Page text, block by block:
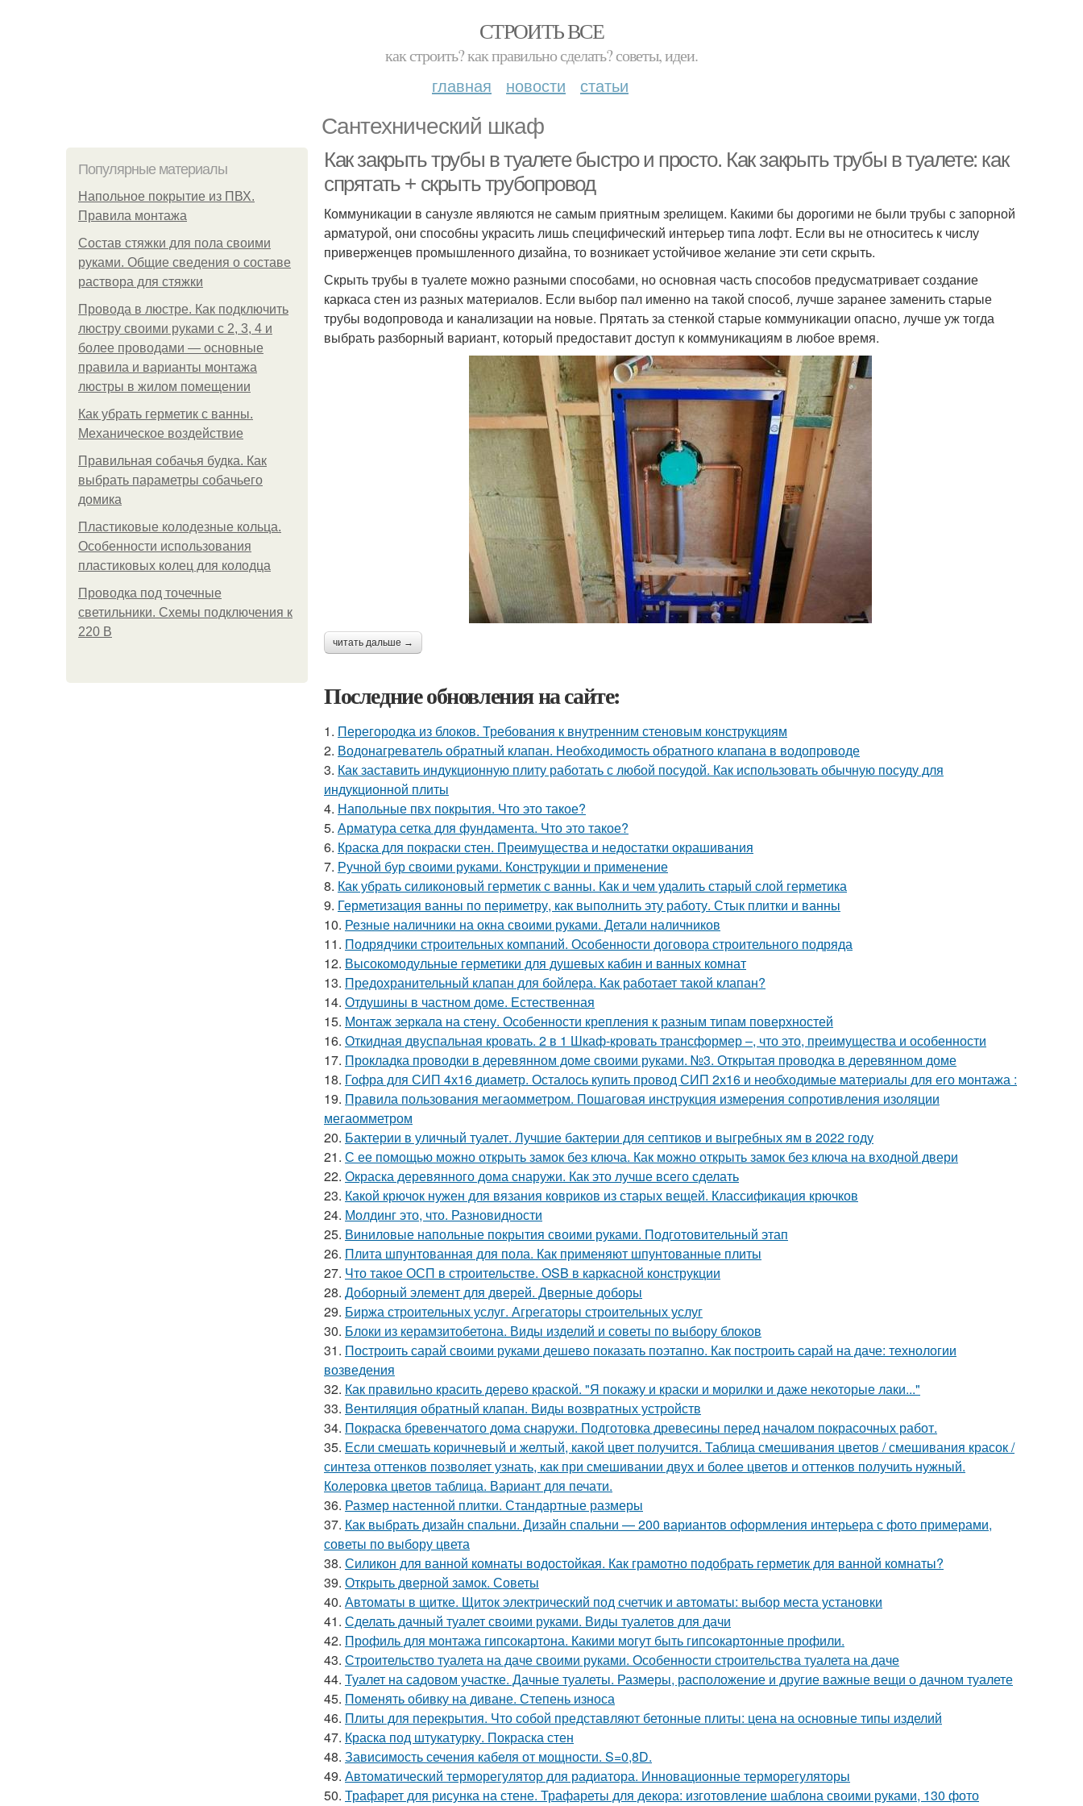
СТРОИТЬ ВСЕ
как строить? как правильно сделать? советы, идеи.
главная новости статьи
Сантехнический шкаф
Популярные материалы
Напольное покрытие из ПВХ.
Правила монтажа
Состав стяжки для пола своими
руками. Общие сведения о составе
раствора для стяжки
Провода в люстре. Как подключить
люстру своими руками с 2, 3, 4 и
более проводами — основные
правила и варианты монтажа
люстры в жилом помещении
Как убрать герметик с ванны.
Механическое воздействие
Правильная собачья будка. Как
выбрать параметры собачьего
домика
Пластиковые колодезные кольца.
Особенности использования
пластиковых колец для колодца
Проводка под точечные
светильники. Схемы подключения к
220 В
Как закрыть трубы в туалете быстро и просто. Как закрыть трубы в туалете: как
спрятать + скрыть трубопровод
Коммуникации в санузле являются не самым приятным зрелищем. Какими бы дорогими не были трубы с запорной
арматурой, они способны украсить лишь специфический интерьер типа лофт. Если вы не относитесь к числу
приверженцев промышленного дизайна, то возникает устойчивое желание эти сети скрыть.
Скрыть трубы в туалете можно разными способами, но основная часть способов предусматривает создание
каркаса стен из разных материалов. Если выбор пал именно на такой способ, лучше заранее заменить старые
трубы водопровода и канализации на новые. Прятать за стенкой старые коммуникации опасно, лучше уж тогда
выбрать разборный вариант, который предоставит доступ к коммуникациям в любое время.
читать дальше →
Последние обновления на сайте:
1. Перегородка из блоков. Требования к внутренним стеновым конструкциям
2. Водонагреватель обратный клапан. Необходимость обратного клапана в водопроводе
3. Как заставить индукционную плиту работать с любой посудой. Как использовать обычную посуду для
индукционной плиты
4. Напольные пвх покрытия. Что это такое?
5. Арматура сетка для фундамента. Что это такое?
6. Краска для покраски стен. Преимущества и недостатки окрашивания
7. Ручной бур своими руками. Конструкции и применение
8. Как убрать силиконовый герметик с ванны. Как и чем удалить старый слой герметика
9. Герметизация ванны по периметру, как выполнить эту работу. Стык плитки и ванны
10. Резные наличники на окна своими руками. Детали наличников
11. Подрядчики строительных компаний. Особенности договора строительного подряда
12. Высокомодульные герметики для душевых кабин и ванных комнат
13. Предохранительный клапан для бойлера. Как работает такой клапан?
14. Отдушины в частном доме. Естественная
15. Монтаж зеркала на стену. Особенности крепления к разным типам поверхностей
16. Откидная двуспальная кровать. 2 в 1 Шкаф-кровать трансформер –, что это, преимущества и особенности
17. Прокладка проводки в деревянном доме своими руками. №3. Открытая проводка в деревянном доме
18. Гофра для СИП 4х16 диаметр. Осталось купить провод СИП 2х16 и необходимые материалы для его монтажа :
19. Правила пользования мегаомметром. Пошаговая инструкция измерения сопротивления изоляции
мегаомметром
20. Бактерии в уличный туалет. Лучшие бактерии для септиков и выгребных ям в 2022 году
21. С ее помощью можно открыть замок без ключа. Как можно открыть замок без ключа на входной двери
22. Окраска деревянного дома снаружи. Как это лучше всего сделать
23. Какой крючок нужен для вязания ковриков из старых вещей. Классификация крючков
24. Молдинг это, что. Разновидности
25. Виниловые напольные покрытия своими руками. Подготовительный этап
26. Плита шпунтованная для пола. Как применяют шпунтованные плиты
27. Что такое ОСП в строительстве. OSB в каркасной конструкции
28. Доборный элемент для дверей. Дверные доборы
29. Биржа строительных услуг. Агрегаторы строительных услуг
30. Блоки из керамзитобетона. Виды изделий и советы по выбору блоков
31. Построить сарай своими руками дешево показать поэтапно. Как построить сарай на даче: технологии
возведения
32. Как правильно красить дерево краской. "Я покажу и краски и морилки и даже некоторые лаки..."
33. Вентиляция обратный клапан. Виды возвратных устройств
34. Покраска бревенчатого дома снаружи. Подготовка древесины перед началом покрасочных работ.
35. Если смешать коричневый и желтый, какой цвет получится. Таблица смешивания цветов / смешивания красок /
синтеза оттенков позволяет узнать, как при смешивании двух и более цветов и оттенков получить нужный.
Колеровка цветов таблица. Вариант для печати.
36. Размер настенной плитки. Стандартные размеры
37. Как выбрать дизайн спальни. Дизайн спальни — 200 вариантов оформления интерьера с фото примерами,
советы по выбору цвета
38. Силикон для ванной комнаты водостойкая. Как грамотно подобрать герметик для ванной комнаты?
39. Открыть дверной замок. Советы
40. Автоматы в щитке. Щиток электрический под счетчик и автоматы: выбор места установки
41. Сделать дачный туалет своими руками. Виды туалетов для дачи
42. Профиль для монтажа гипсокартона. Какими могут быть гипсокартонные профили.
43. Строительство туалета на даче своими руками. Особенности строительства туалета на даче
44. Туалет на садовом участке. Дачные туалеты. Размеры, расположение и другие важные вещи о дачном туалете
45. Поменять обивку на диване. Степень износа
46. Плиты для перекрытия. Что собой представляют бетонные плиты: цена на основные типы изделий
47. Краска под штукатурку. Покраска стен
48. Зависимость сечения кабеля от мощности. S=0,8D.
49. Автоматический терморегулятор для радиатора. Инновационные терморегуляторы
50. Трафарет для рисунка на стене. Трафареты для декора: изготовление шаблона своими руками, 130 фото